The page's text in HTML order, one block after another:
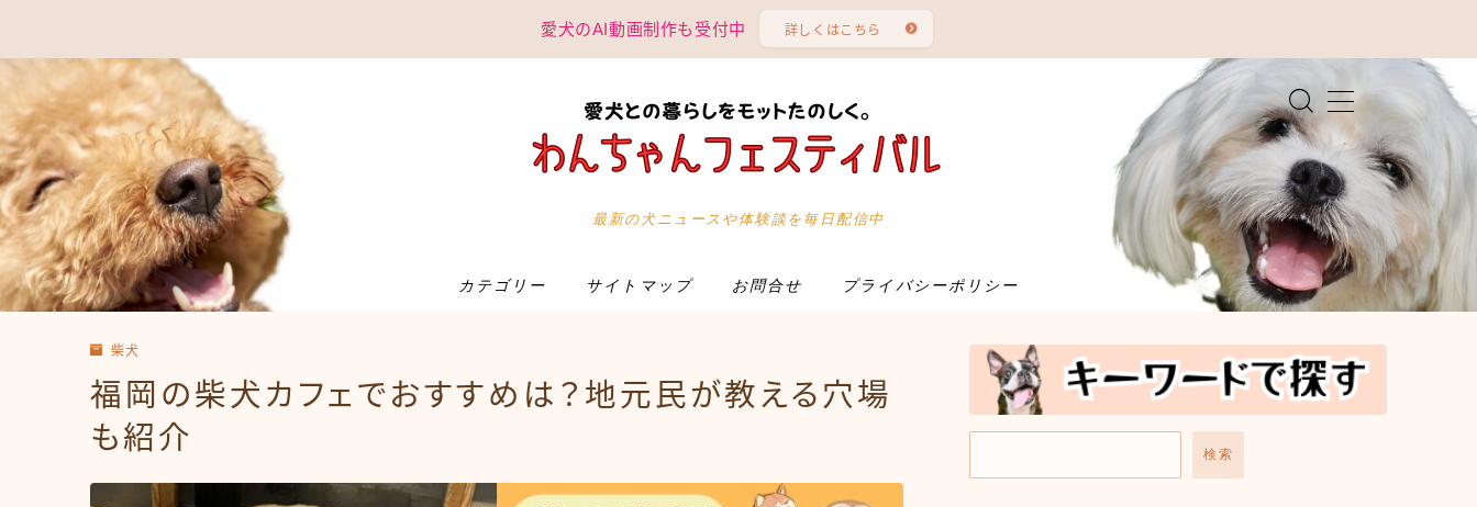
愛犬のAI動画制作も受付中 詳しくはこちら
最新の犬ニュースや体験談を毎日配信中
カテゴリー サイトマップ お問合せ プライバシーポリシー
カテゴリー
サイトマップ
プライバシーポリシー
柴犬
福岡の柴犬カフェでおすすめは？地元民が教える穴場
も紹介
検索